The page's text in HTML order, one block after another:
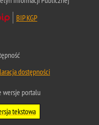
BIP KGP
dostępności
wersje portalu
tekstowa